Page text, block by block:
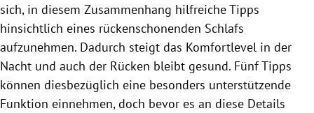
sich, in diesem Zusammenhang hilfreiche Tipps
hinsichtlich eines rückenschonenden Schlafs
aufzunehmen. Dadurch steigt das Komfortlevel in der
Nacht und auch der Rücken bleibt gesund. Fünf Tipps
können diesbezüglich eine besonders unterstützende
Funktion einnehmen, doch bevor es an diese Details